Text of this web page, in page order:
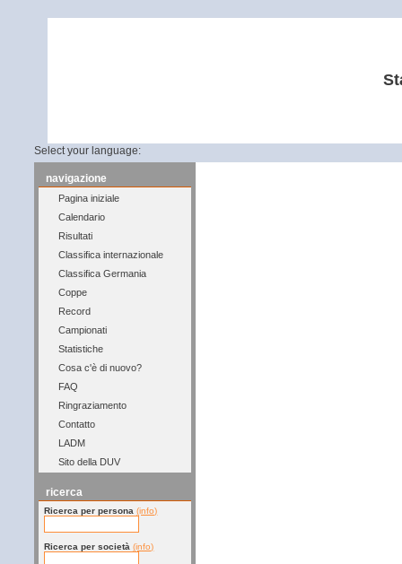
Select your language:
navigazione
Pagina iniziale
Calendario
Risultati
Classifica internazionale
Classifica Germania
Coppe
Record
Campionati
Statistiche
Cosa c'è di nuovo?
FAQ
Ringraziamento
Contatto
LADM
Sito della DUV
ricerca
Ricerca per persona (info)
Ricerca per società (info)